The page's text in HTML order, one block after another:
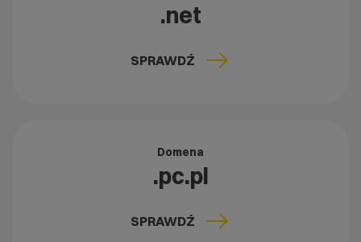
.net
SPRAWDŹ
Domena
.pc.pl
SPRAWDŹ